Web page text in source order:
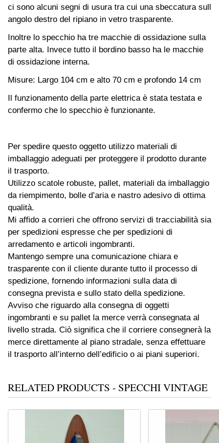
ci sono alcuni segni di usura tra cui una sbeccatura sull
angolo destro del ripiano in vetro trasparente.
Inoltre lo specchio ha tre macchie di ossidazione sulla
parte alta. Invece tutto il bordino basso ha le macchie
di ossidazione interna.
Misure: Largo 104 cm e alto 70 cm e profondo 14 cm
Il funzionamento della parte elettrica è stata testata e
confermo che lo specchio è funzionante.
Per spedire questo oggetto utilizzo materiali di
imballaggio adeguati per proteggere il prodotto durante
il trasporto.
Utilizzo scatole robuste, pallet, materiali da imballaggio
da riempimento, bolle d’aria e nastro adesivo di ottima
qualità.
Mi affido a corrieri che offrono servizi di tracciabilità sia
per spedizioni espresse che per spedizioni di
arredamento e articoli ingombranti.
Mantengo sempre una comunicazione chiara e
trasparente con il cliente durante tutto il processo di
spedizione, fornendo informazioni sulla data di
consegna prevista e sullo stato della spedizione.
Avviso che riguardo alla consegna di oggetti
ingombranti e su pallet la merce verrà consegnata al
livello strada. Ciò significa che il corriere consegnerà la
merce direttamente al piano stradale, senza effettuare
il trasporto all’interno dell’edificio o ai piani superiori.
RELATED PRODUCTS - SPECCHI VINTAGE